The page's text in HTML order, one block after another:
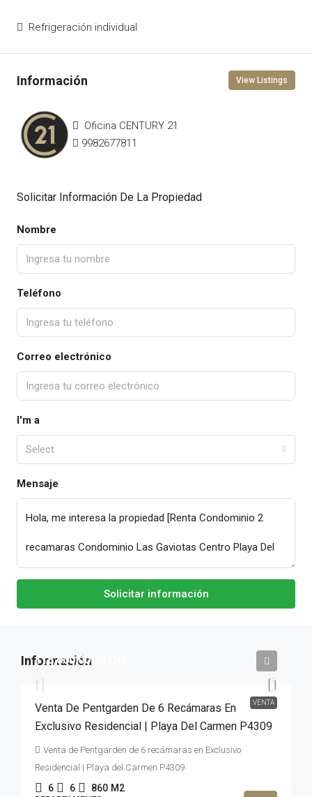
Refrigeración individual
View Listings
Oficina CENTURY 21
9982677811
Solicitar Información De La Propiedad
Nombre
Teléfono
Correo electrónico
I'm a
Select
Mensaje
Solicitar información
VENTA
118,000,000MXN$
Venta De Pentgarden De 6 Recámaras En
Exclusivo Residencial | Playa Del Carmen P4309
Venta de Pentgarden de 6 recámaras en Exclusivo
Residencial | Playa del Carmen P4309
6 6 860 M2